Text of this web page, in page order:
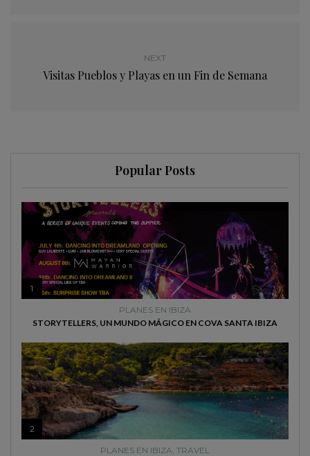
NEXT
Visitas Pueblos y Playas en un Fin de Semana
Popular Posts
1
PLANES EN IBIZA
STORYTELLERS, UN MUNDO MÁGICO EN COVA SANTA IBIZA
2
PLANES EN IBIZA TRAVEL